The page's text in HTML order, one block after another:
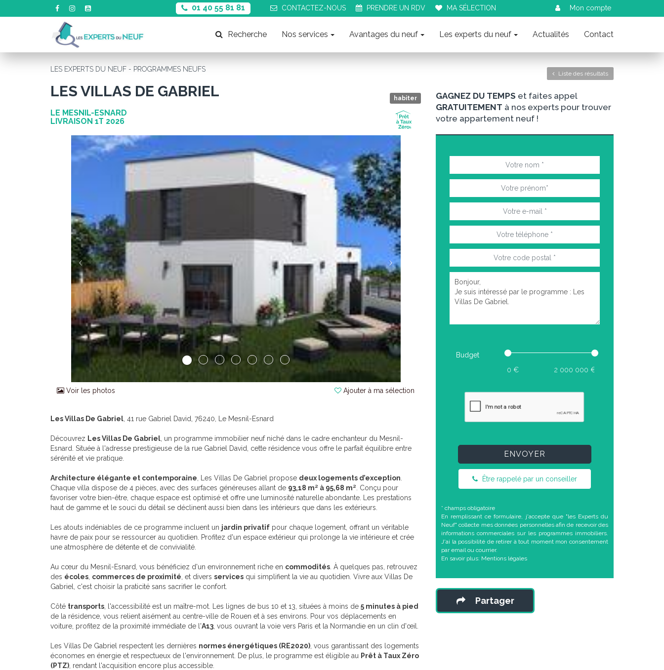
Mon compte
01 40 55 81 81 CONTACTEZ-NOUS PRENDRE UN RDV MA SÉLECTION
Recherche Nos services Avantages du neuf Les experts du neuf Actualités Contact
LES EXPERTS DU NEUF - PROGRAMMES NEUFS
Liste des résultats
habiter
LES VILLAS DE GABRIEL
LE MESNIL-ESNARD
LIVRAISON 1T 2026
Précédent Suivant
Voir les photos Ajouter à ma sélection
Les Villas De Gabriel , 41 rue Gabriel David, 76240, Le Mesnil-Esnard
Découvrez Les Villas De Gabriel , un programme immobilier neuf niché dans le cadre enchanteur du Mesnil-
Esnard. Située à l'adresse prestigieuse de la rue Gabriel David, cette résidence vous offre le parfait équilibre entre
sérénité et vie pratique.
Architecture élégante et contemporaine , Les Villas De Gabriel propose deux logements d’exception
Chaque villa dispose de 4 pièces, avec des surfaces généreuses allant de 93,18 m² à 95,68 m² . Conçu pour
favoriser votre bien-être, chaque espace est optimisé et offre une luminosité naturelle abondante. Les prestations
haut de gamme et le souci du détail se déclinent aussi bien dans les intérieurs que dans les extérieurs.
Les atouts indéniables de ce programme incluent un jardin privatif pour chaque logement, offrant un véritable
havre de paix pour se ressourcer au quotidien. Profitez d'un espace extérieur qui prolonge la vie intérieure et crée
une atmosphère de détente et de convivialité.
Au cœur du Mesnil-Esnard, vous bénéficiez d'un environnement riche en commodités . À quelques pas, retrouvez
des écoles commerces de proximité , et divers services qui simplifient la vie au quotidien. Vivre aux Villas De
Gabriel, c'est choisir la praticité sans sacrifier le confort.
Côté transports , l'accessibilité est un maître-mot. Les lignes de bus 10 et 13, situées à moins de 5 minutes à pied
de la résidence, vous relient aisément au centre-ville de Rouen et à ses environs. Pour vos déplacements en
voiture, profitez de la proximité immédiate de l'A13 , vous ouvrant la voie vers Paris et la Normandie en un clin d'œil.
Les Villas De Gabriel respectent les dernières normes énergétiques (RE2020) , vous garantissant des logements
économes en énergie et respectueux de l'environnement. De plus, le programme est éligible au Prêt à Taux Zéro
(PTZ) , rendant l'acquisition encore plus accessible.
GAGNEZ DU TEMPS et faites appel
GRATUITEMENT à nos experts pour trouver
votre appartement neuf !
Budget
ENVOYER
Être rappelé par un conseiller
* champs obligatoire
En remplissant ce formulaire, j'accepte que "les Experts du
Neuf" collecte mes données personnelles afin de recevoir des
informations commerciales sur les programmes immobiliers.
J'ai la possibilité de retirer à tout moment mon consentement
par email ou courrier.
En savoir plus: Mentions légales
Partager